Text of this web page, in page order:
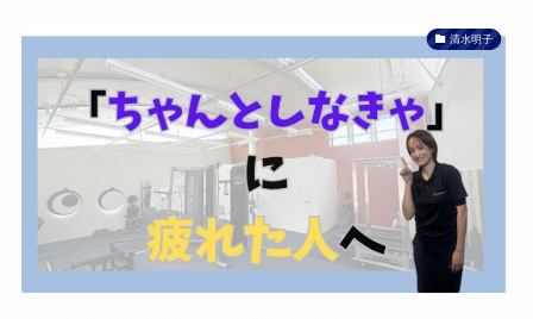
清水明子